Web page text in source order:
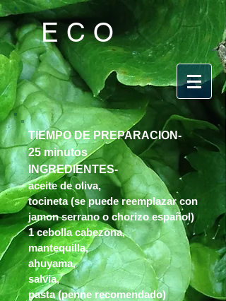
ECO
TIEMPO DE PREPARACION-
25 minutos
INGREDIENTES-
aceite de oliva,
tocineta (se puede reemplazar con
jamon serrano o chorizo español)
1 cebolla cabezona,
mantequilla,
ahuyama,
salvia,
pasta (penne recomendado)